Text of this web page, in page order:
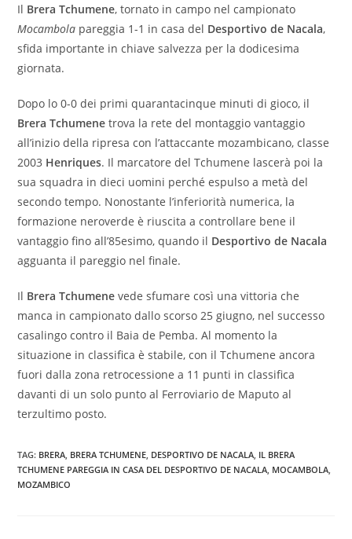
Il Brera Tchumene, tornato in campo nel campionato
Mocambola pareggia 1-1 in casa del Desportivo de Nacala,
sfida importante in chiave salvezza per la dodicesima
giornata.
Dopo lo 0-0 dei primi quarantacinque minuti di gioco, il
Brera Tchumene trova la rete del montaggio vantaggio
all’inizio della ripresa con l’attaccante mozambicano, classe
2003 Henriques. Il marcatore del Tchumene lascerà poi la
sua squadra in dieci uomini perché espulso a metà del
secondo tempo. Nonostante l’inferiorità numerica, la
formazione neroverde è riuscita a controllare bene il
vantaggio fino all’85esimo, quando il Desportivo de Nacala
agguanta il pareggio nel finale.
Il Brera Tchumene vede sfumare così una vittoria che
manca in campionato dallo scorso 25 giugno, nel successo
casalingo contro il Baia de Pemba. Al momento la
situazione in classifica è stabile, con il Tchumene ancora
fuori dalla zona retrocessione a 11 punti in classifica
davanti di un solo punto al Ferroviario de Maputo al
terzultimo posto.
TAG: BRERA, BRERA TCHUMENE, DESPORTIVO DE NACALA, IL BRERA
TCHUMENE PAREGGIA IN CASA DEL DESPORTIVO DE NACALA, MOCAMBOLA,
MOZAMBICO